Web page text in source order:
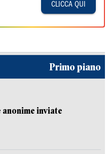
CLICCA QUI
Primo piano
anonime inviate